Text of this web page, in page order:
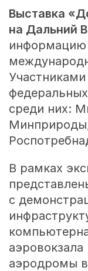
Выставка
на Дальний
информацию
среди них:
В рамках
с
аэродромы